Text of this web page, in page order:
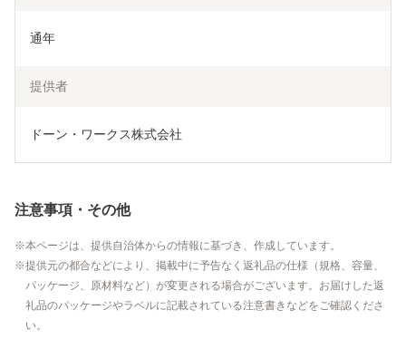
通年
提供者
ドーン・ワークス株式会社
注意事項・その他
本ページは、提供自治体からの情報に基づき、作成しています。
提供元の都合などにより、掲載中に予告なく返礼品の仕様（規格、容量、
パッケージ、原材料など）が変更される場合がございます。お届けした返
礼品のパッケージやラベルに記載されている注意書きなどをご確認くださ
い。